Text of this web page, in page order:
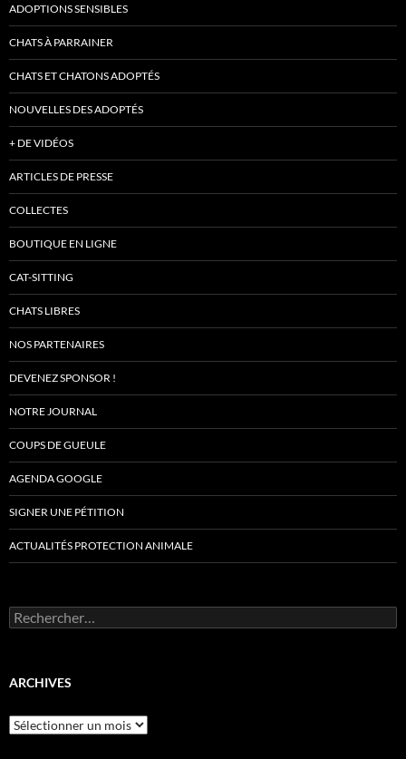
ADOPTIONS SENSIBLES
CHATS À PARRAINER
CHATS ET CHATONS ADOPTÉS
NOUVELLES DES ADOPTÉS
+ DE VIDÉOS
ARTICLES DE PRESSE
COLLECTES
BOUTIQUE EN LIGNE
CAT-SITTING
CHATS LIBRES
NOS PARTENAIRES
DEVENEZ SPONSOR !
NOTRE JOURNAL
COUPS DE GUEULE
AGENDA GOOGLE
SIGNER UNE PÉTITION
ACTUALITÉS PROTECTION ANIMALE
Rechercher :
ARCHIVES
Archives